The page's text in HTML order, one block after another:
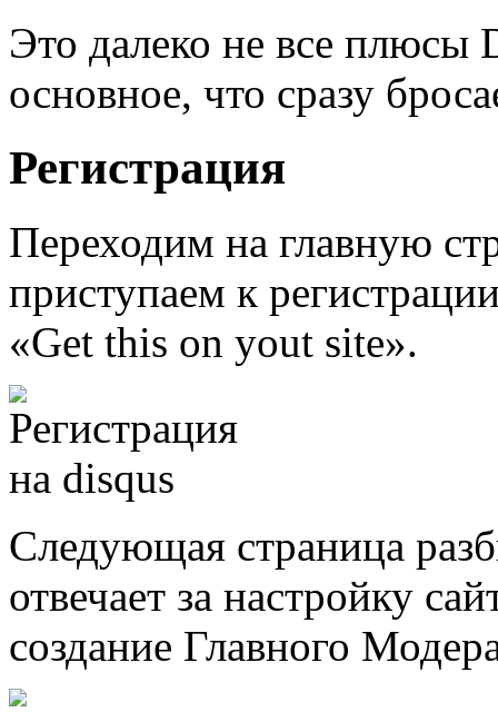
Это далеко не все плюсы
основное, что сразу
Регистрация
Переходим на главную
приступаем к
«Get this on yout site».
Следующая страница
отвечает за настройку
создание Главного